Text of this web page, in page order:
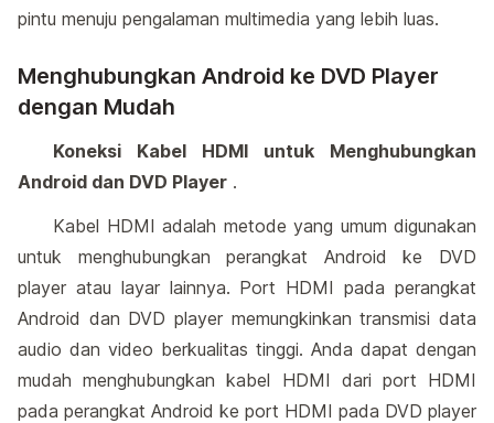
pintu menuju pengalaman multimedia yang lebih luas.
Menghubungkan Android ke DVD Player
dengan Mudah
Koneksi Kabel HDMI untuk Menghubungkan
Android dan DVD Player .
Kabel HDMI adalah metode yang umum digunakan
untuk menghubungkan perangkat Android ke DVD
player atau layar lainnya. Port HDMI pada perangkat
Android dan DVD player memungkinkan transmisi data
audio dan video berkualitas tinggi. Anda dapat dengan
mudah menghubungkan kabel HDMI dari port HDMI
pada perangkat Android ke port HDMI pada DVD player